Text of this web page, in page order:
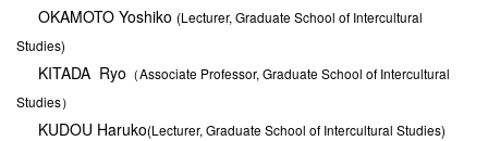
OKAMOTO Yoshiko (Lecturer, Graduate School of Intercultural
Studies)
KITADA Ryo （Associate Professor, Graduate School of Intercultural
Studies）
KUDOU Haruko(Lecturer, Graduate School of Intercultural Studies)